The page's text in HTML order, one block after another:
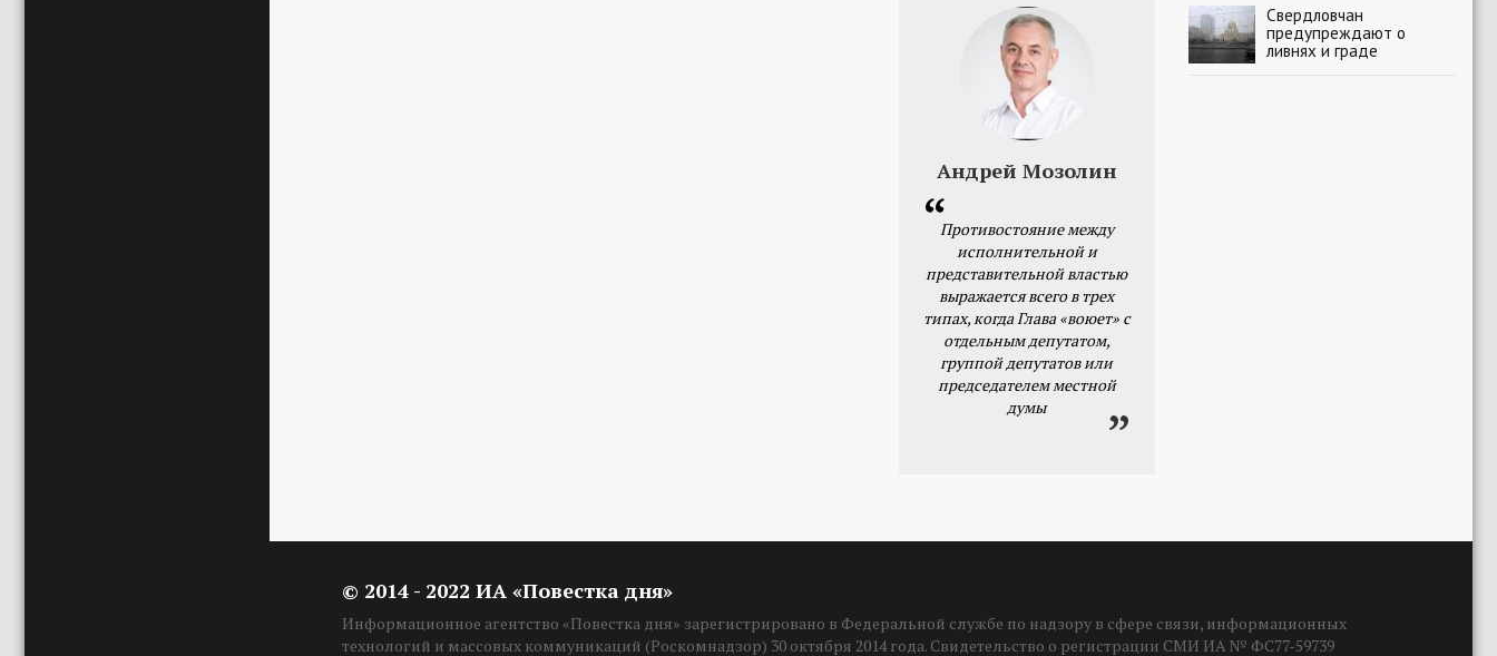
Андрей Мозолин
Противостояние между
исполнительной и
представительной властью
выражается всего в трех
типах, когда Глава «воюет» с
отдельным депутатом,
группой депутатов или
председателем местной
думы
Свердловчан
предупреждают о
ливнях и граде
© 2014 - 2022 ИА «Повестка дня»
Информационное агентство «Повестка дня» зарегистрировано в Федеральной службе по надзору в сфере связи, информационных
технологий и массовых коммуникаций (Роскомнадзор) 30 октября 2014 года. Свидетельство о регистрации СМИ ИА № ФС77-59739